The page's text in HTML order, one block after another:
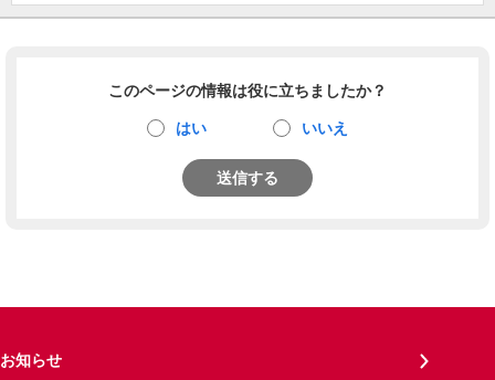
このページの情報は役に立ちましたか？
はい いいえ
送信する
お知らせ